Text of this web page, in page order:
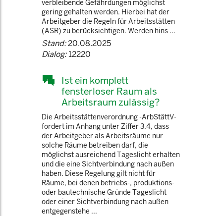
verbleibende Gefährdungen möglichst
gering gehalten werden. Hierbei hat der
Arbeitgeber die Regeln für Arbeitsstätten
(ASR) zu berücksichtigen. Werden hins ...
Stand:20.08.2025
Dialog:12220
Ist ein komplett
fensterloser Raum als
Arbeitsraum zulässig?
Die Arbeitsstättenverordnung -ArbStättV-
fordert im Anhang unter Ziffer 3.4, dass
der Arbeitgeber als Arbeitsräume nur
solche Räume betreiben darf, die
möglichst ausreichend Tageslicht erhalten
und die eine Sichtverbindung nach außen
haben. Diese Regelung gilt nicht für
Räume, bei denen betriebs-, produktions-
oder bautechnische Gründe Tageslicht
oder einer Sichtverbindung nach außen
entgegenstehe ...